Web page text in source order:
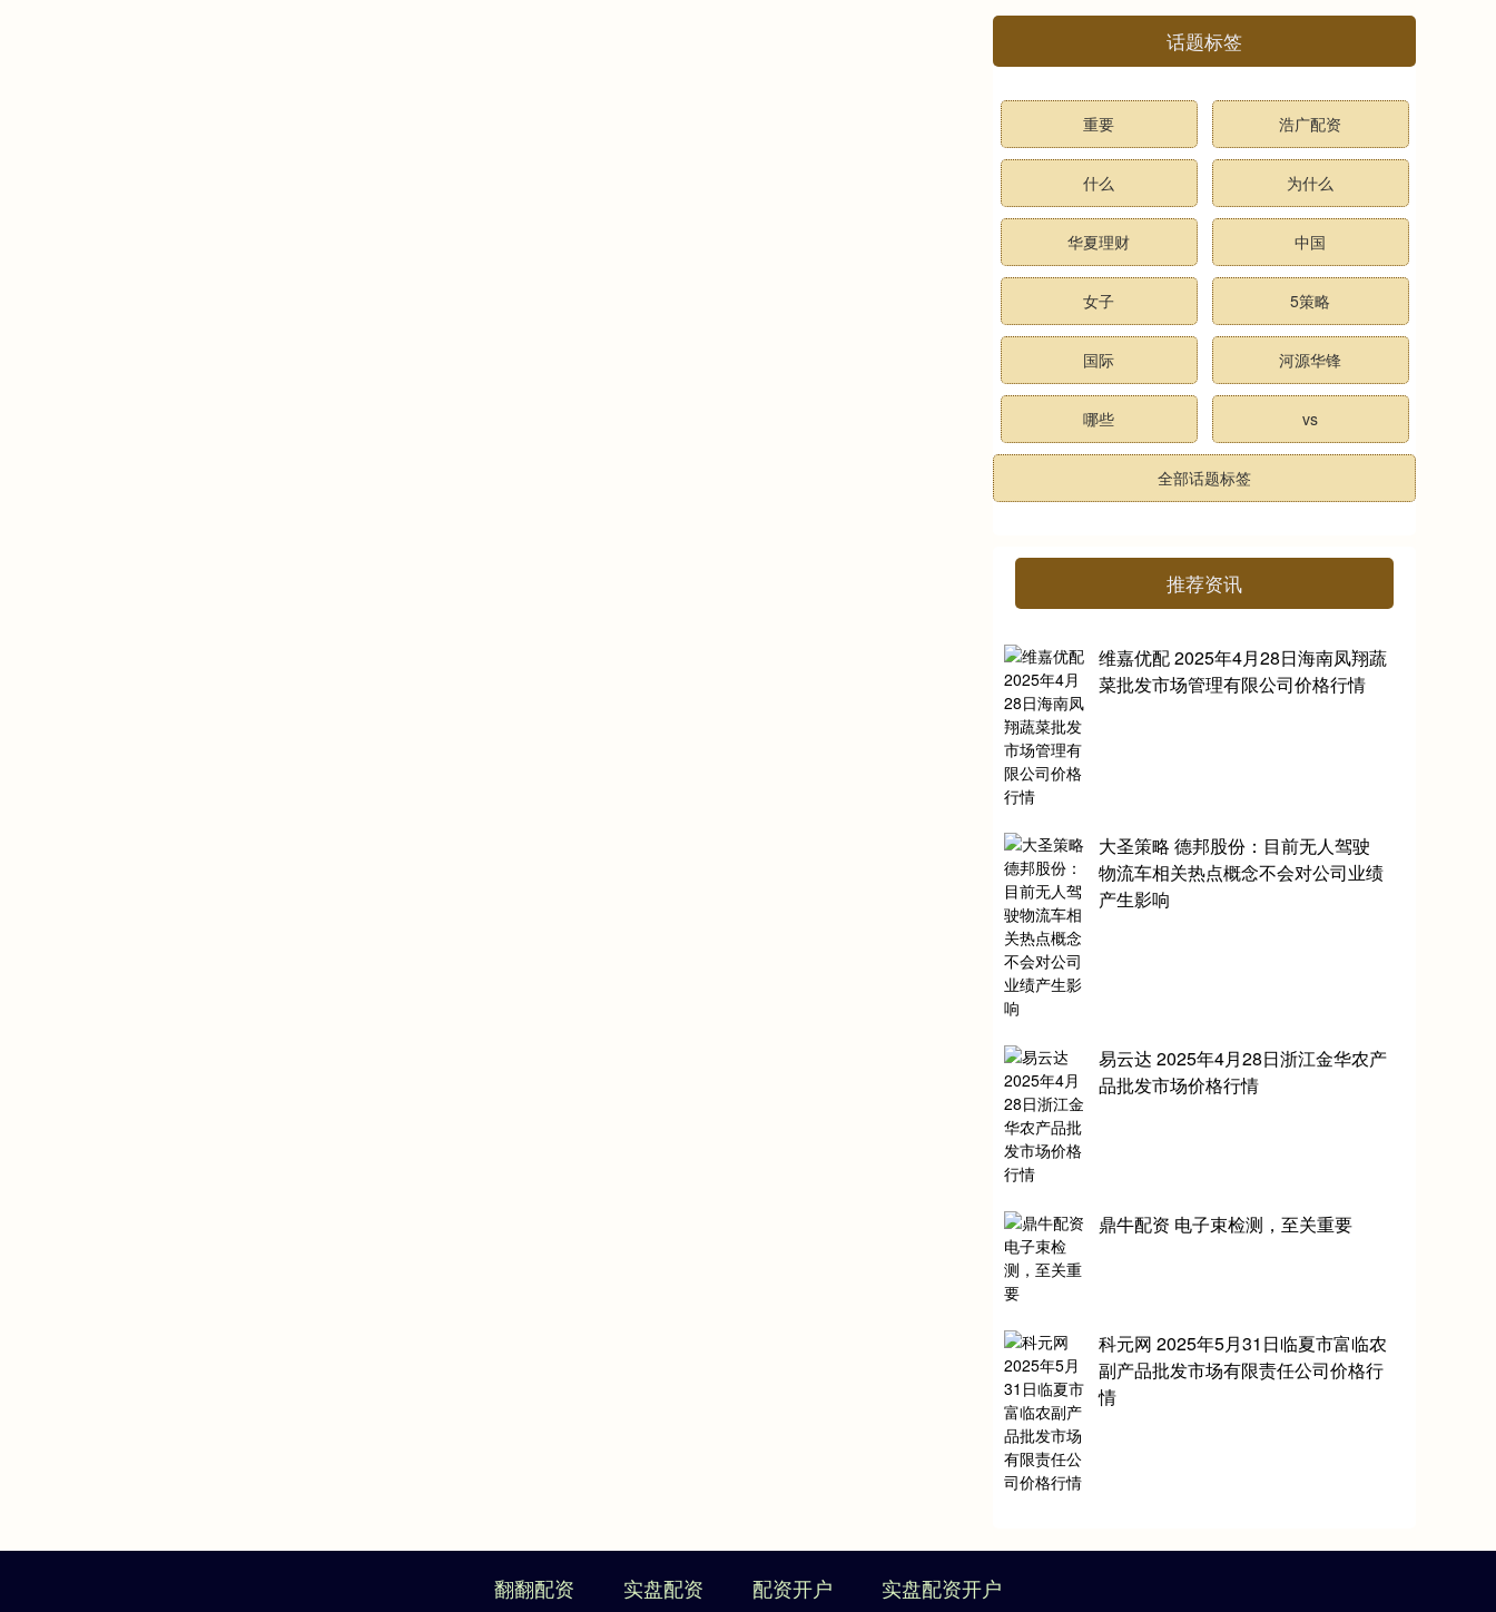
话题标签
重要 浩广配资
什么 为什么
华夏理财 中国
女子 5策略
国际 河源华锋
哪些 vs
全部话题标签
推荐资讯
维嘉优配 2025年4月28日海南凤翔蔬
菜批发市场管理有限公司价格行情
大圣策略 德邦股份：目前无人驾驶
物流车相关热点概念不会对公司业绩
产生影响
易云达 2025年4月28日浙江金华农产
品批发市场价格行情
鼎牛配资 电子束检测，至关重要
科元网 2025年5月31日临夏市富临农
副产品批发市场有限责任公司价格行
情
翻翻配资 实盘配资 配资开户 实盘配资开户